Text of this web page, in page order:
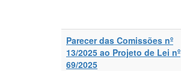
Parecer das Comissões nº
13/2025 ao Projeto de Lei nº
69/2025